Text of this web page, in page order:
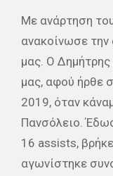
Με ανάρτηση
ανακοίνωσε
μας. Ο Δημήτρης
μας, αφού ήρθε
2019, όταν
Πανσόλειο.
16 assists,
αγωνίστηκε